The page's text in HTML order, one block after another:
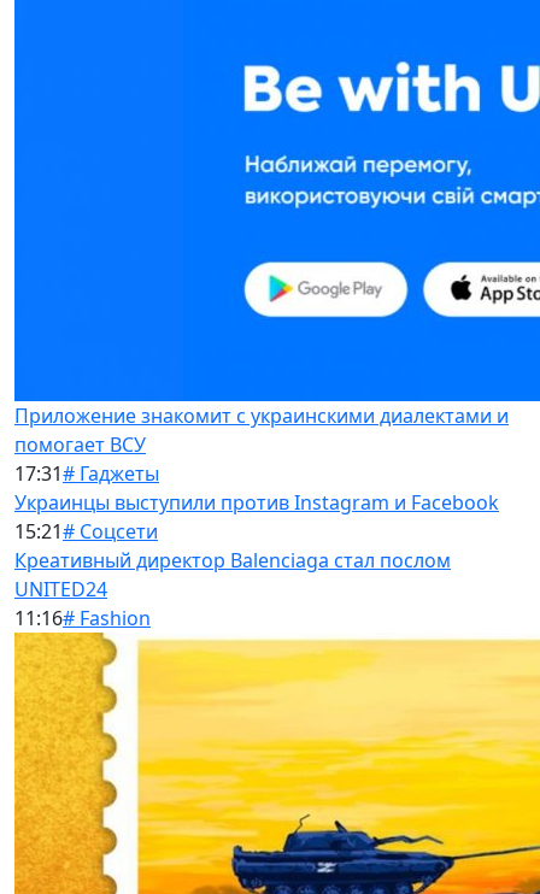
Приложение знакомит с украинскими диалектами и
помогает ВСУ
17:31# Гаджеты
Украинцы выступили против Instagram и Facebook
15:21# Соцсети
Креативный директор Balenciaga стал послом
UNITED24
11:16# Fashion